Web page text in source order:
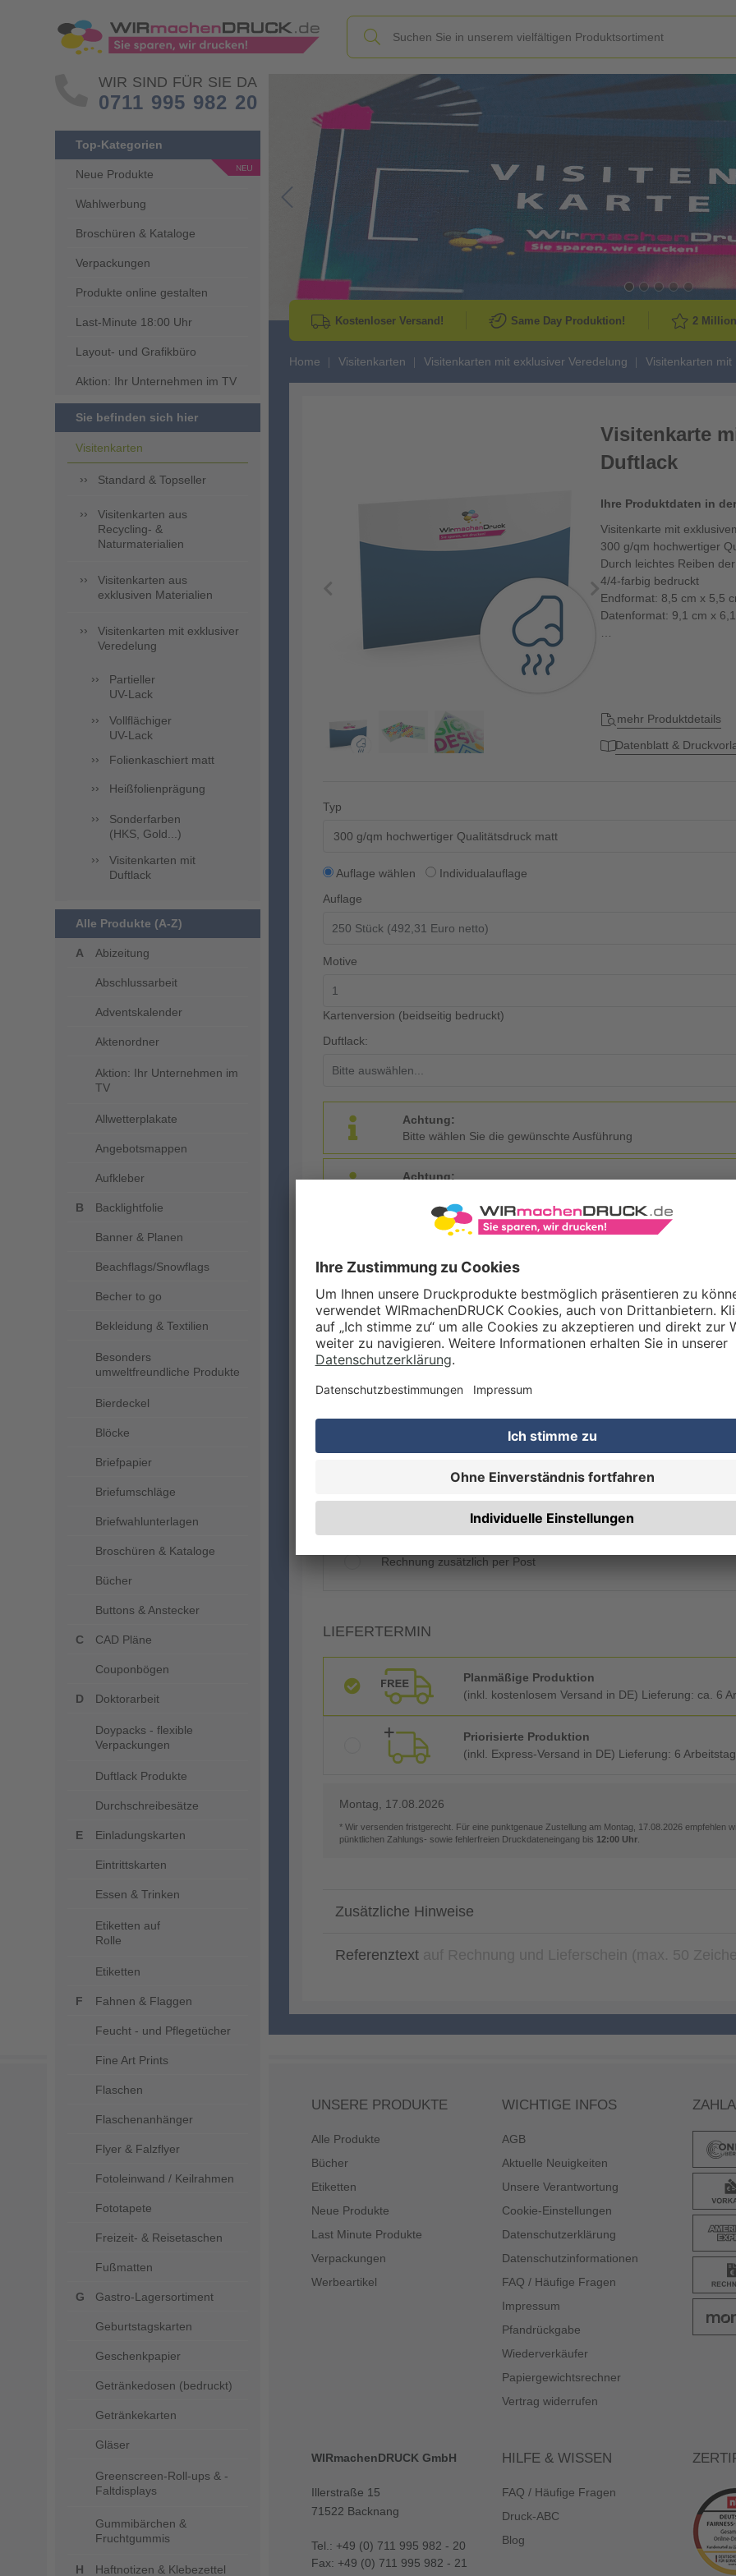
WIR SIND FÜR SIE DA
0711 995 982 20
Top-Kategorien
Neue Produkte
Wahlwerbung
Broschüren & Kataloge
Verpackungen
Produkte online gestalten
Last-Minute 18:00 Uhr
Layout- und Grafikbüro
Aktion: Ihr Unternehmen im TV
Sie befinden sich hier
Visitenkarten
Standard & Topseller
Visitenkarten aus
Recycling- &
Naturmaterialien
Visitenkarten aus
exklusiven Materialien
Visitenkarten mit exklusiver
Veredelung
Partieller
UV-Lack
Vollflächiger
UV-Lack
Folienkaschiert matt
Heißfolienprägung
Sonderfarben
(HKS, Gold...)
Visitenkarten mit
Duftlack
Alle Produkte (A-Z)
Abizeitung
Abschlussarbeit
Adventskalender
Aktenordner
Aktion: Ihr Unternehmen im
TV
Allwetterplakate
Angebotsmappen
Aufkleber
Backlightfolie
Banner & Planen
Beachflags/Snowflags
Becher to go
Bekleidung & Textilien
Besonders
umweltfreundliche Produkte
Bierdeckel
Blöcke
Briefpapier
Briefumschläge
Briefwahlunterlagen
Broschüren & Kataloge
Bücher
Buttons & Anstecker
CAD Pläne
Couponbögen
Doktorarbeit
Doypacks - flexible
Verpackungen
Duftlack Produkte
Durchschreibesätze
Einladungskarten
Eintrittskarten
Essen & Trinken
Etiketten auf
Rolle
Etiketten
Fahnen & Flaggen
Feucht - und Pflegetücher
Fine Art Prints
Flaschen
Flaschenanhänger
Flyer & Falzflyer
Fotoleinwand / Keilrahmen
Fototapete
Freizeit- & Reisetaschen
Fußmatten
Gastro-Lagersortiment
Geburtstagskarten
Geschenkpapier
Getränkedosen (bedruckt)
Getränkekarten
Gläser
Greenscreen-Roll-ups & -
Faltdisplays
Gummibärchen &
Fruchtgummis
Haftnotizen & Klebezettel
Go to Previous Slide
Kostenloser Versand! Same Day Produktion! 2
Home Visitenkarten Visitenkarten mit exklusiver Veredelung Visitenkarten mit
Visitenkarte
Duftlack
Ihre Produktdaten in
Visitenkarte mit
300 g/qm hochwertiger
Durch leichtes Reiben
4/4-farbig bedruckt
Endformat: 8,5 cm x 5,5
Datenformat: 9,1 cm x
mehr Produktdetails
Datenblatt &
Typ
300 g/qm hochwertiger Qualitätsdruck matt
Auflage wählen
Individualauflage
Auflage
Motive
Kartenversion (beidseitig bedruckt)
Duftlack:
Achtung:
Bitte wählen Sie die gewünschte Ausführung
Achtung:
Eigene Druckdaten
Laden Sie im Warenkorb oder nach Abschluss der Bestellung Ihre
Gestaltungsservice
Rechnung zusätzlich per Post
LIEFERTERMIN
Planmäßige Produktion
(inkl. kostenlosem Versand in DE) Lieferung: ca. 6
Priorisierte Produktion
(inkl. Express-Versand in DE) Lieferung: 6
Montag, 17.08.2026
* Wir versenden fristgerecht. Für eine punktgenaue Zustellung am Montag, 17.08.2026 empfehlen
pünktlichen Zahlungs- sowie fehlerfreien Druckdateneingang bis 12:00 Uhr
Zusätzliche Hinweise
Referenztext
UNSERE PRODUKTE
Alle Produkte
Bücher
Etiketten
Neue Produkte
Last Minute Produkte
Verpackungen
Werbeartikel
WICHTIGE INFOS
AGB
Aktuelle Neuigkeiten
Unsere Verantwortung
Cookie-Einstellungen
Datenschutzerklärung
Datenschutzinformationen
FAQ / Häufige Fragen
Impressum
Pfandrückgabe
Wiederverkäufer
Papiergewichtsrechner
Vertrag widerrufen
WIRmachenDRUCK GmbH
Illerstraße 15
71522 Backnang
Tel.: +49 (0) 711 995 982 - 20
Fax: +49 (0) 711 995 982 - 21
HILFE & WISSEN
FAQ / Häufige Fragen
Druck-ABC
Blog